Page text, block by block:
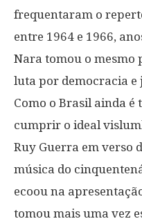
frequentaram o
entre 1964 e 1966,
Nara tomou o mesmo
luta por democracia e
Como o Brasil ainda é
cumprir o ideal
Ruy Guerra em verso
música do
ecoou na
tomou mais uma vez